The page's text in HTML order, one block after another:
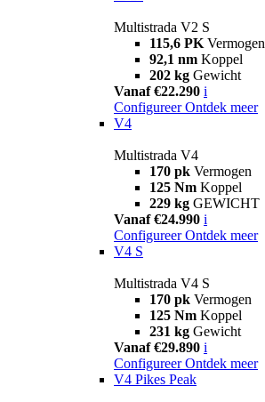
Multistrada V2 S
115,6 PK Vermogen
92,1 nm Koppel
202 kg Gewicht
Vanaf €22.290 i
Configureer Ontdek meer
V4
Multistrada V4
170 pk Vermogen
125 Nm Koppel
229 kg GEWICHT
Vanaf €24.990 i
Configureer Ontdek meer
V4 S
Multistrada V4 S
170 pk Vermogen
125 Nm Koppel
231 kg Gewicht
Vanaf €29.890 i
Configureer Ontdek meer
V4 Pikes Peak